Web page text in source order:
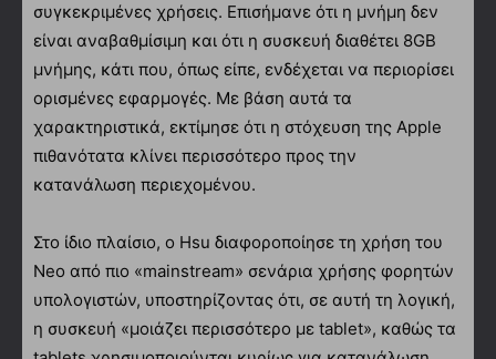
συγκεκριμένες χρήσεις. Επισήμανε ότι η μνήμη δεν
είναι αναβαθμίσιμη και ότι η συσκευή διαθέτει 8GB
μνήμης, κάτι που, όπως είπε, ενδέχεται να περιορίσει
ορισμένες εφαρμογές. Με βάση αυτά τα
χαρακτηριστικά, εκτίμησε ότι η στόχευση της Apple
πιθανότατα κλίνει περισσότερο προς την
κατανάλωση περιεχομένου.
Στο ίδιο πλαίσιο, ο Hsu διαφοροποίησε τη χρήση του
Neo από πιο «mainstream» σενάρια χρήσης φορητών
υπολογιστών, υποστηρίζοντας ότι, σε αυτή τη λογική,
η συσκευή «μοιάζει περισσότερο με tablet», καθώς τα